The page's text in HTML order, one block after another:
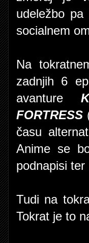
udeležbo
socialnem
Na
zadnjih 6
avanture
FORTRESS
času
Anime se
podnapisi
Tudi na
Tokrat je to